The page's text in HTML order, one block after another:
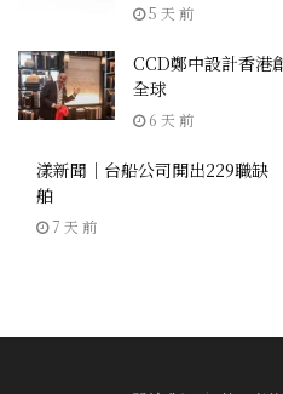
5 天 前
CCD鄭中設計香港
全球
6 天 前
漾新聞｜台船公司開出229職
舶
7 天 前